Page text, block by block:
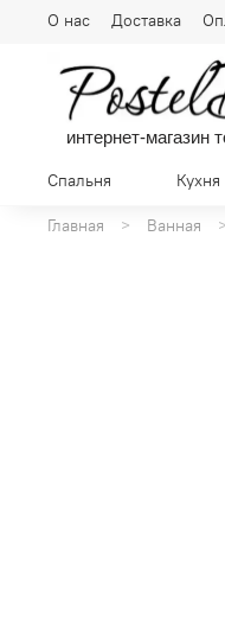
О нас Доставка
интернет-магазин
Спальня Кухня
Главная Ванная